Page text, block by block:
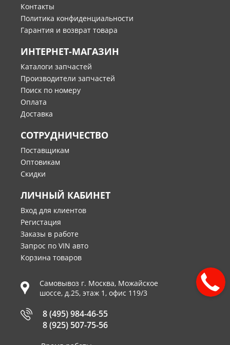
Контакты
Политика конфиденциальности
Гарантия и возврат товара
ИНТЕРНЕТ-МАГАЗИН
Каталоги запчастей
Производители запчастей
Поиск по номеру
Оплата
Доставка
СОТРУДНИЧЕСТВО
Поставщикам
Оптовикам
Скидки
ЛИЧНЫЙ КАБИНЕТ
Вход для клиентов
Регистация
Заказы в работе
Запрос по VIN авто
Корзина товаров
Самовывоз г. Москва, Можайское
шоссе, д.25, этаж 1, офис 119/3
8 (495) 984-46-55
8 (925) 507-75-56